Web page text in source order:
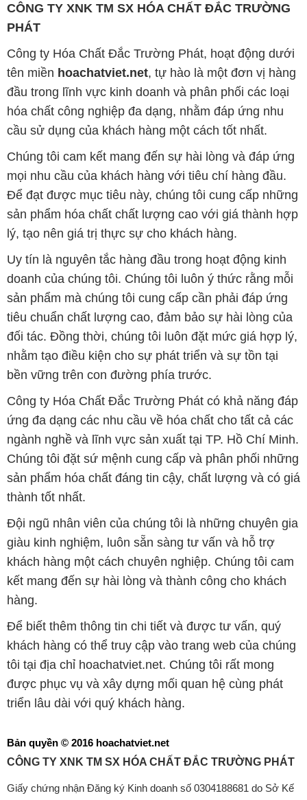
CÔNG TY XNK TM SX HÓA CHẤT ĐẮC TRƯỜNG
PHÁT
Công ty Hóa Chất Đắc Trường Phát, hoạt động dưới
tên miền hoachatviet.net, tự hào là một đơn vị hàng
đầu trong lĩnh vực kinh doanh và phân phối các loại
hóa chất công nghiệp đa dạng, nhằm đáp ứng nhu
cầu sử dụng của khách hàng một cách tốt nhất.
Chúng tôi cam kết mang đến sự hài lòng và đáp ứng
mọi nhu cầu của khách hàng với tiêu chí hàng đầu.
Để đạt được mục tiêu này, chúng tôi cung cấp những
sản phẩm hóa chất chất lượng cao với giá thành hợp
lý, tạo nên giá trị thực sự cho khách hàng.
Uy tín là nguyên tắc hàng đầu trong hoạt động kinh
doanh của chúng tôi. Chúng tôi luôn ý thức rằng mỗi
sản phẩm mà chúng tôi cung cấp cần phải đáp ứng
tiêu chuẩn chất lượng cao, đảm bảo sự hài lòng của
đối tác. Đồng thời, chúng tôi luôn đặt mức giá hợp lý,
nhằm tạo điều kiện cho sự phát triển và sự tồn tại
bền vững trên con đường phía trước.
Công ty Hóa Chất Đắc Trường Phát có khả năng đáp
ứng đa dạng các nhu cầu về hóa chất cho tất cả các
ngành nghề và lĩnh vực sản xuất tại TP. Hồ Chí Minh.
Chúng tôi đặt sứ mệnh cung cấp và phân phối những
sản phẩm hóa chất đáng tin cậy, chất lượng và có giá
thành tốt nhất.
Đội ngũ nhân viên của chúng tôi là những chuyên gia
giàu kinh nghiệm, luôn sẵn sàng tư vấn và hỗ trợ
khách hàng một cách chuyên nghiệp. Chúng tôi cam
kết mang đến sự hài lòng và thành công cho khách
hàng.
Để biết thêm thông tin chi tiết và được tư vấn, quý
khách hàng có thể truy cập vào trang web của chúng
tôi tại địa chỉ hoachatviet.net. Chúng tôi rất mong
được phục vụ và xây dựng mối quan hệ cùng phát
triển lâu dài với quý khách hàng.
Bản quyền © 2016 hoachatviet.net
CÔNG TY XNK TM SX HÓA CHẤT ĐẮC TRƯỜNG PHÁT
Giấy chứng nhận Đăng ký Kinh doanh số 0304188681 do Sở Kế